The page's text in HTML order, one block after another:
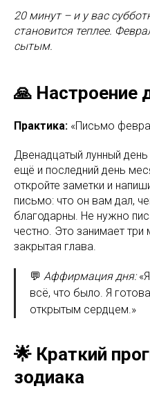
20 минут – и у вас
становится теплее.
сытым.
🙏 Настроение
Практика: «Письмо
Двенадцатый лунный
ещё и последний день
откройте заметки и
письмо: что он вам дал,
благодарны. Не нужно
честно. Это занимает
закрытая глава.
💬 Аффирмация дня:
всё, что было. Я
открытым сердцем.»
🌟 Краткий
зодиака